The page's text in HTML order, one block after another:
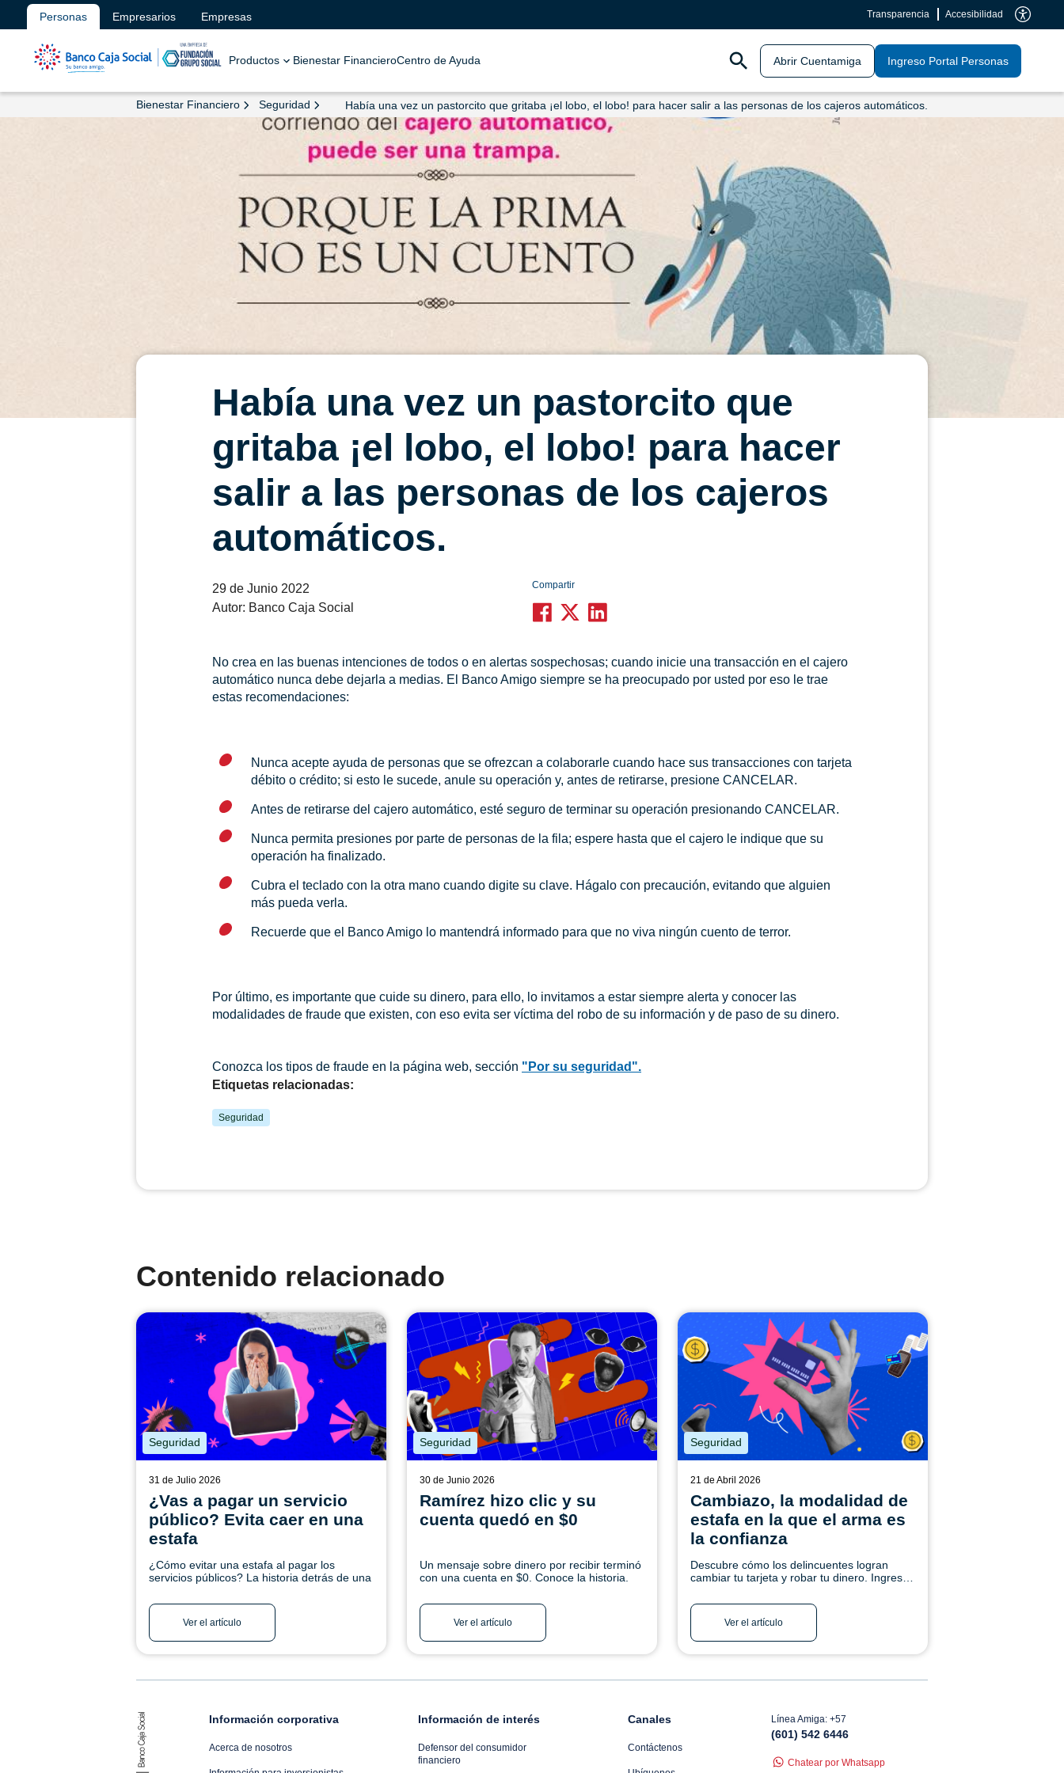
Personas Empresarios Empresas Transparencia Accesibilidad
Productos Bienestar FinancieroCentro de Ayuda Abrir Cuentamiga Ingreso Portal Personas
Bienestar Financiero Seguridad Había una vez un pastorcito que gritaba ¡el lobo, el lobo! para hacer salir a las personas de los cajeros automáticos.
Había una vez un pastorcito que
gritaba ¡el lobo, el lobo! para hacer
salir a las personas de los cajeros
automáticos.
29 de Junio 2022
Autor: Banco Caja Social
Compartir
No crea en las buenas intenciones de todos o en alertas sospechosas; cuando inicie una transacción en el cajero
automático nunca debe dejarla a medias. El Banco Amigo siempre se ha preocupado por usted por eso le trae
estas recomendaciones:
Nunca acepte ayuda de personas que se ofrezcan a colaborarle cuando hace sus transacciones con tarjeta
débito o crédito; si esto le sucede, anule su operación y, antes de retirarse, presione CANCELAR.
Antes de retirarse del cajero automático, esté seguro de terminar su operación presionando CANCELAR.
Nunca permita presiones por parte de personas de la fila; espere hasta que el cajero le indique que su
operación ha finalizado.
Cubra el teclado con la otra mano cuando digite su clave. Hágalo con precaución, evitando que alguien
más pueda verla.
Recuerde que el Banco Amigo lo mantendrá informado para que no viva ningún cuento de terror.
Por último, es importante que cuide su dinero, para ello, lo invitamos a estar siempre alerta y conocer las
modalidades de fraude que existen, con eso evita ser víctima del robo de su información y de paso de su dinero.
Conozca los tipos de fraude en la página web, sección "Por su seguridad".
Etiquetas relacionadas:
Seguridad
Contenido relacionado
Seguridad
31 de Julio 2026
¿Vas a pagar un servicio
público? Evita caer en una
estafa
¿Cómo evitar una estafa al pagar los
servicios públicos? La historia detrás de una
aprende a proteger tu dinero. Ingresa aquí.
Ver el artículo
Seguridad
30 de Junio 2026
Ramírez hizo clic y su
cuenta quedó en $0
Un mensaje sobre dinero por recibir terminó
con una cuenta en $0. Conoce la historia.
Ver el artículo
Seguridad
21 de Abril 2026
Cambiazo, la modalidad de
estafa en la que el arma es
la confianza
Descubre cómo los delincuentes logran
cambiar tu tarjeta y robar tu dinero. Ingresa
Ver el artículo
Información corporativa
Acerca de nosotros
Información de interés
Defensor del consumidor
financiero
Canales
Contáctenos
Línea Amiga: +57
(601) 542 6446
Chatear por Whatsapp